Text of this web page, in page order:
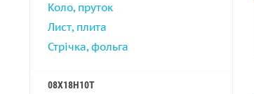
Коло, пруток
Лист, плита
Стрічка, фольга
08Х18Н10Т